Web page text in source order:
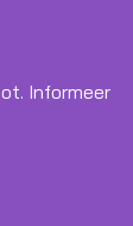
Informeer